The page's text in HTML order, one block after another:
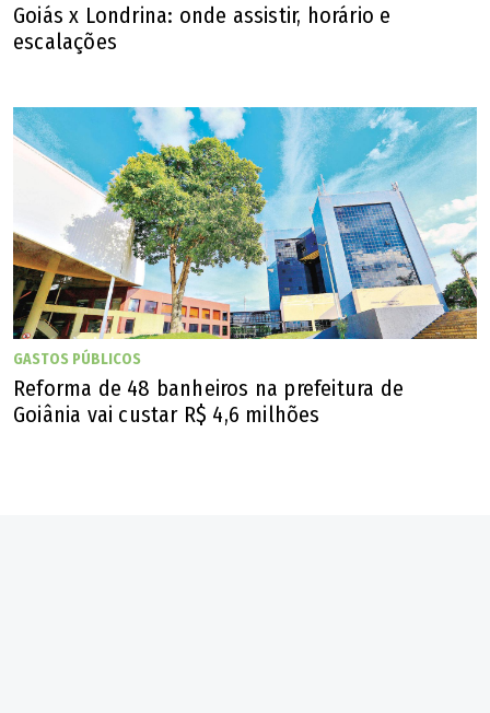
Goiás x Londrina: onde assistir, horário e
escalações
GASTOS PÚBLICOS
Reforma de 48 banheiros na prefeitura de
Goiânia vai custar R$ 4,6 milhões